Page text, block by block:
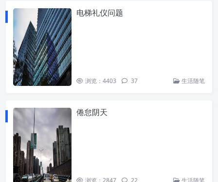
电梯礼仪问题
浏览：4403 37 生活随笔
倦怠阴天
浏览：2847 22 生活随笔